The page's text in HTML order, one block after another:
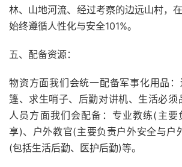
林、山地河流、经过考察的边远山村，
始终遵循人性化与安全101%。
五、配备资源：
物资方面我们会统一配备军事化用品
篷、求生哨子、后勤对讲机、生活必须
人员方面我们会配备：专业教练(主要
享)、户外教官(主要负责户外安全与户
(包括生活后勤、医护后勤)等。